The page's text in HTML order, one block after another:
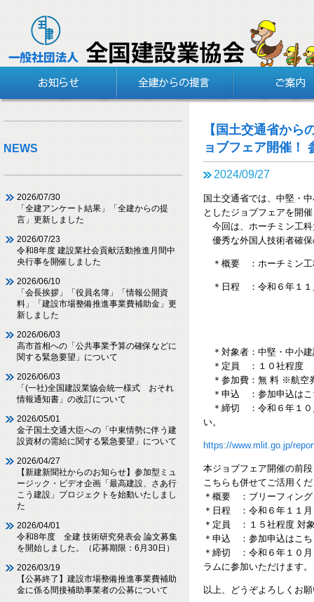
【国土交通省か
ョブフェア開催！
2024/09/27
国土交通省では、中堅・
としたジョブフェアを開
今回は、ホーチミン工科
優秀な外国人技術者確
＊概要 ：ホーチミン工
＊日程 ：令和６年１１
＊対象者：中堅・中小
＊定員 ：１０社程度
＊参加費：無 料 ※航空
＊申込 ：参加申込はこ
＊締切 ：令和６年１０
い。
https://www.mlit.go.jp/
本ジョブフェア開催の前
こちらも併せてご活用く
＊概要 ：ブリーフィング
＊日程 ：令和６年１１
＊定員 ：１５社程度 対
＊申込 ：参加申込はこ
＊締切 ：令和６年１０
ラムに参加いただけます
以上、どうぞよろしくお
NEWS
2026/07/30
「全建アンケート結果」「全建からの提
言」更新しました
2026/07/23
令和8年度 建設業社会貢献活動推進月間中
央行事を開催しました
2026/06/10
「会長挨拶」「役員名簿」「情報公開資
料」「建設市場整備推進事業費補助金」更
新しました
2026/06/03
高市首相への「公共事業予算の確保などに
関する緊急要望」について
2026/06/03
「(一社)全国建設業協会統一様式 おそれ
情報通知書」の改訂について
2026/05/01
金子国土交通大臣への「中東情勢に伴う建
設資材の需給に関する緊急要望」について
2026/04/27
【新建新聞社からのお知らせ】参加型ミュ
ージック・ビデオ企画「最高建設、さあ行
こう建設」プロジェクトを始動いたしまし
た
2026/04/01
令和8年度 全建 技術研究発表会 論文募集
を開始しました。（応募期限：6月30日）
2026/03/19
【公募終了】建設市場整備推進事業費補助
金に係る間接補助事業者の公募について